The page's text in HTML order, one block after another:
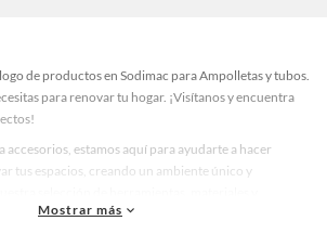
de productos en Sodimac para Ampolletas y tubos.
para renovar tu hogar. ¡Visítanos y encuentra
accesorios, estamos aquí para ayudarte a hacer
tus espacios, creando un ambiente único y
te ayudarán a crear un espacio más tú.
Mostrar más